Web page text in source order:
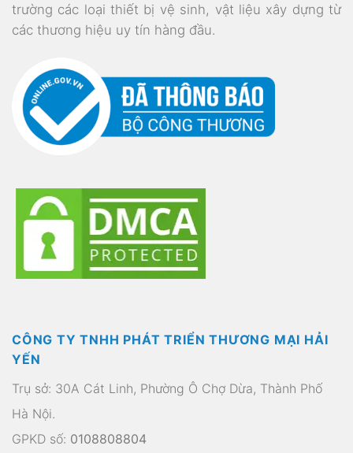
trường các loại thiết bị vệ sinh, vật liệu xây dựng từ
các thương hiệu uy tín hàng đầu.
CÔNG TY TNHH PHÁT TRIỂN THƯƠNG MẠI HẢI
YẾN
Trụ sở: 30A Cát Linh, Phường Ô Chợ Dừa, Thành Phố
Hà Nội.
GPKD số: 0108808804